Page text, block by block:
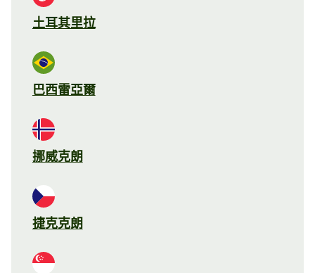
土耳其里拉
巴西雷亞爾
挪威克朗
捷克克朗